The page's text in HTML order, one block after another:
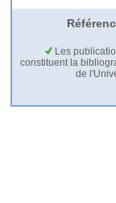
Les
constituent la
de